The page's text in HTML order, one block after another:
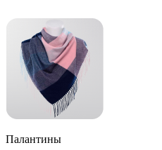
Палантины